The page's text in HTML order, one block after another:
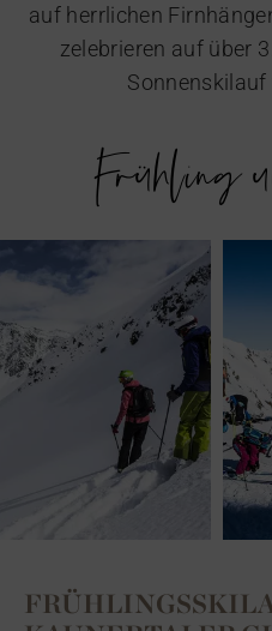
auf herrlichen
zelebrieren auf über
Sonnenskilauf
Frühling